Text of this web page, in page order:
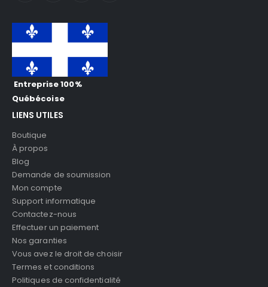
Entreprise 100%
Québécoise
LIENS UTILES
Boutique
À propos
Blog
Demande de soumission
Mon compte
Support informatique
Contactez-nous
Effectuer un paiement
Nos garanties
Vous avez le droit de choisir
Termes et conditions
Politiques de confidentialité